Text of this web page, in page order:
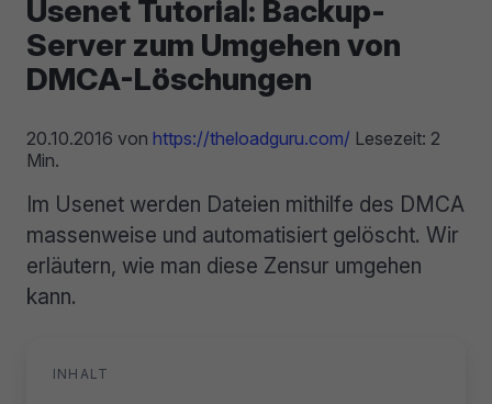
Usenet Tutorial: Backup-
Server zum Umgehen von
DMCA-Löschungen
20.10.2016 von https://theloadguru.com/ Lesezeit: 2
Min.
Im Usenet werden Dateien mithilfe des DMCA
massenweise und automatisiert gelöscht. Wir
erläutern, wie man diese Zensur umgehen
kann.
INHALT